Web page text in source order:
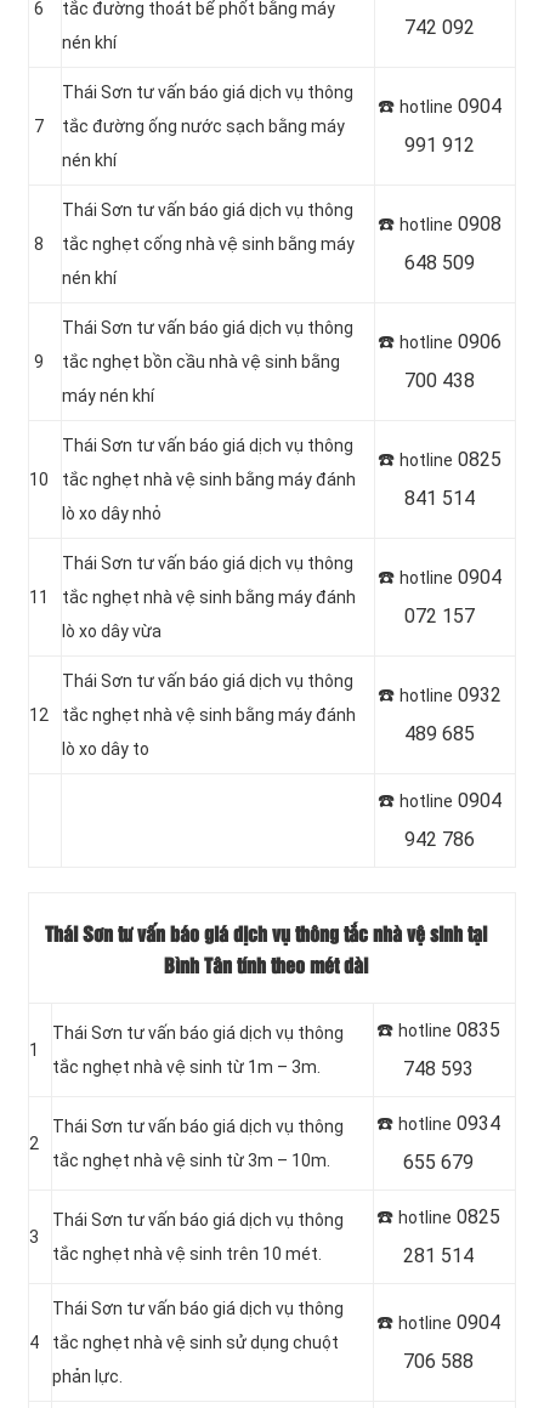
6
tắc đường thoát bể phốt bằng máy
nén khí
742 092
7
Thái Sơn tư vấn báo giá dịch vụ thông
tắc đường ống nước sạch bằng máy
nén khí
☎️ hotline 0904
991 912
8
Thái Sơn tư vấn báo giá dịch vụ thông
tắc nghẹt cống nhà vệ sinh bằng máy
nén khí
☎️ hotline 0908
648 509
9
Thái Sơn tư vấn báo giá dịch vụ thông
tắc nghẹt bồn cầu nhà vệ sinh bằng
máy nén khí
☎️ hotline 0906
700 438
10
Thái Sơn tư vấn báo giá dịch vụ thông
tắc nghẹt nhà vệ sinh bằng máy đánh
lò xo dây nhỏ
☎️ hotline 0825
841 514
11
Thái Sơn tư vấn báo giá dịch vụ thông
tắc nghẹt nhà vệ sinh bằng máy đánh
lò xo dây vừa
☎️ hotline 0904
072 157
12
Thái Sơn tư vấn báo giá dịch vụ thông
tắc nghẹt nhà vệ sinh bằng máy đánh
lò xo dây to
☎️ hotline 0932
489 685
☎️ hotline 0904
942 786
Thái Sơn tư vấn báo giá dịch vụ thông tắc nhà vệ sinh tại
Bình Tân tính theo mét dài
1
Thái Sơn tư vấn báo giá dịch vụ thông
tắc nghẹt nhà vệ sinh từ 1m – 3m.
☎️ hotline 0835
748 593
2
Thái Sơn tư vấn báo giá dịch vụ thông
tắc nghẹt nhà vệ sinh từ 3m – 10m.
☎️ hotline 0934
655 679
3
Thái Sơn tư vấn báo giá dịch vụ thông
tắc nghẹt nhà vệ sinh trên 10 mét.
☎️ hotline 0825
281 514
4
Thái Sơn tư vấn báo giá dịch vụ thông
tắc nghẹt nhà vệ sinh sử dụng chuột
phản lực.
☎️ hotline 0904
706 588